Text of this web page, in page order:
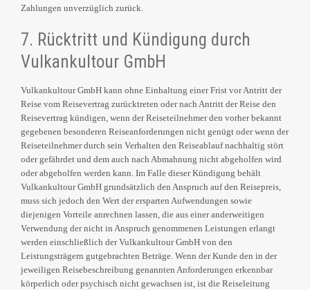
Zahlungen unverzüglich zurück.
7. Rücktritt und Kündigung durch
Vulkankultour GmbH
Vulkankultour GmbH kann ohne Einhaltung einer Frist vor Antritt der
Reise vom Reisevertrag zurücktreten oder nach Antritt der Reise den
Reisevertrag kündigen, wenn der Reiseteilnehmer den vorher bekannt
gegebenen besonderen Reiseanforderungen nicht genügt oder wenn der
Reiseteilnehmer durch sein Verhalten den Reiseablauf nachhaltig stört
oder gefährdet und dem auch nach Abmahnung nicht abgeholfen wird
oder abgeholfen werden kann. Im Falle dieser Kündigung behält
Vulkankultour GmbH grundsätzlich den Anspruch auf den Reisepreis,
muss sich jedoch den Wert der ersparten Aufwendungen sowie
diejenigen Vorteile anrechnen lassen, die aus einer anderweitigen
Verwendung der nicht in Anspruch genommenen Leistungen erlangt
werden einschließlich der Vulkankultour GmbH von den
Leistungsträgern gutgebrachten Beträge. Wenn der Kunde den in der
jeweiligen Reisebeschreibung genannten Anforderungen erkennbar
körperlich oder psychisch nicht gewachsen ist, ist die Reiseleitung